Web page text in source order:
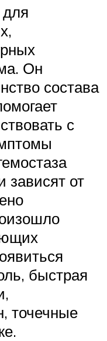
Он
состава
с
зависят от
быстрая
точечные